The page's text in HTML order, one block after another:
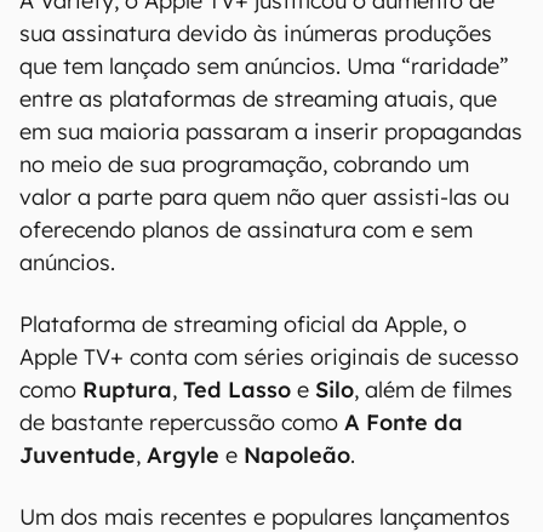
sua assinatura devido às inúmeras produções
que tem lançado sem anúncios. Uma “raridade”
entre as plataformas de streaming atuais, que
em sua maioria passaram a inserir propagandas
no meio de sua programação, cobrando um
valor a parte para quem não quer assisti-las ou
oferecendo planos de assinatura com e sem
anúncios.
Plataforma de streaming oficial da Apple, o
Apple TV+ conta com séries originais de sucesso
como Ruptura, Ted Lasso e Silo, além de filmes
de bastante repercussão como A Fonte da
Juventude, Argyle e Napoleão.
Um dos mais recentes e populares lançamentos